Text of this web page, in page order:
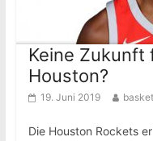
Keine Zukunft
Houston?
19. Juni 2019
Die Houston Rockets